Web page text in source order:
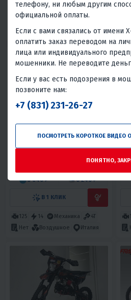
В 1 КЛИК
60
Нет
Воздушное Италия
14/12
-17%
6 040 ₽ 6 240 ₽
В 1 КЛИК
125 14 Механика
4T
Нет
Воздушное Италия
17/
телефону, ни любым другим
официальной оплаты.
Если с вами связались от имени
оплатить заказ переводом на
лица или индивидуального
мошенники. Не переводите
Если у вас есть подозрения в
позвоните нам:
+7 (831) 231-26-27
ПОСМОТРЕТЬ КОРОТКОЕ ВИДЕО
ПОНЯТНО,